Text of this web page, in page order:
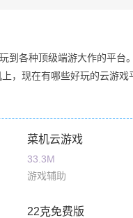
到各种顶级端游大作的平台
，现在有哪些好玩的云游戏
菜机云游戏
33.3M
游戏辅助
22克免费版